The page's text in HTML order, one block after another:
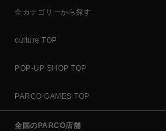
全カテゴリーから探す
culture TOP
POP-UP SHOP TOP
PARCO GAMES TOP
全国のPARCO店舗